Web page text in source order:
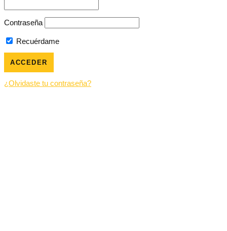
Contraseña
Recuérdame
¿Olvidaste tu contraseña?